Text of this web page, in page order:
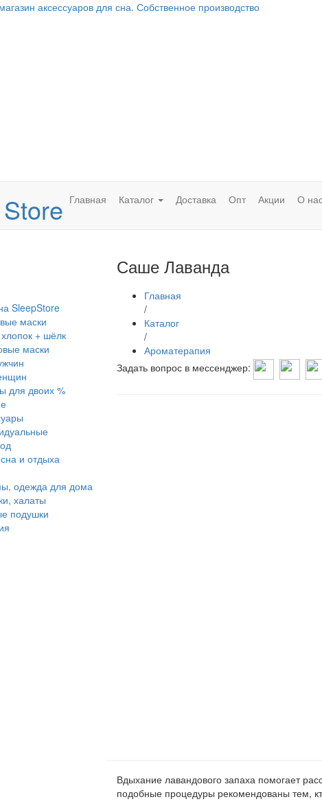
аксессуаров для сна. Собственное производство
Главная Каталог Доставка Опт Акции О
SleepStore
маски
+ шёлк
маски
для двоих %
и отдыха
одежда для дома
халаты
подушки
Саше Лаванда
Главная
/
Каталог
/
Ароматерапия
Задать вопрос в мессенджер:
Вдыхание лавандового запаха помогает
подобные процедуры рекомендованы тем,